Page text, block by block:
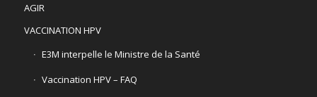
AGIR
VACCINATION HPV
E3M interpelle le Ministre de la Santé
Vaccination HPV – FAQ